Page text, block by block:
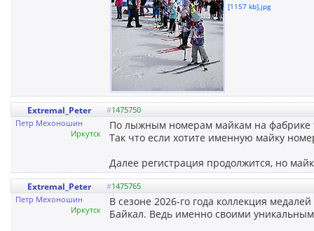
[1157 kb].jpg
Extremal_Peter #1475750
Петр Мехоношин
Иркутск
По лыжным номерам майкам на фабрике
Так что если хотите именную майку
Далее регистрация продолжится, но
Extremal_Peter #1475765
Петр Мехоношин
Иркутск
В сезоне 2026-го года коллекция
Байкал. Ведь именно своими